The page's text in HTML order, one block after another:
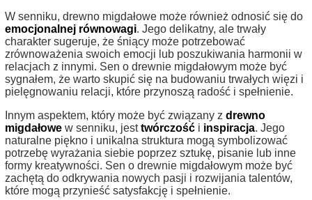
W senniku, drewno migdałowe może również odnosić się do
emocjonalnej równowagi. Jego delikatny, ale trwały
charakter sugeruje, że śniący może potrzebować
zrównoważenia swoich emocji lub poszukiwania harmonii w
relacjach z innymi. Sen o drewnie migdałowym może być
sygnałem, że warto skupić się na budowaniu trwałych więzi i
pielęgnowaniu relacji, które przynoszą radość i spełnienie.
Innym aspektem, który może być związany z drewno
migdałowe w senniku, jesttwórczość i inspiracja. Jego
naturalne piękno i unikalna struktura mogą symbolizować
potrzebę wyrażania siebie poprzez sztukę, pisanie lub inne
formy kreatywności. Sen o drewnie migdałowym może być
zachętą do odkrywania nowych pasji i rozwijania talentów,
które mogą przynieść satysfakcję i spełnienie.